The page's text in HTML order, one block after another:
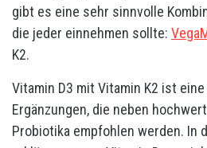
gibt es eine sehr sinnvolle
die jeder einnehmen sollte:
K2.
Vitamin D3 mit Vitamin K2 ist
Ergänzungen, die neben
Probiotika empfohlen werden. In